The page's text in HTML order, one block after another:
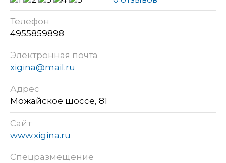
Телефон
4955859898
Электронная почта
xigina@mail.ru
Адрес
Можайское шоссе, 81
Сайт
www.xigina.ru
Спецразмещение